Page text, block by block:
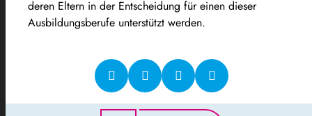
deren Eltern in der Entscheidung für einen dieser
Ausbildungsberufe unterstützt werden.